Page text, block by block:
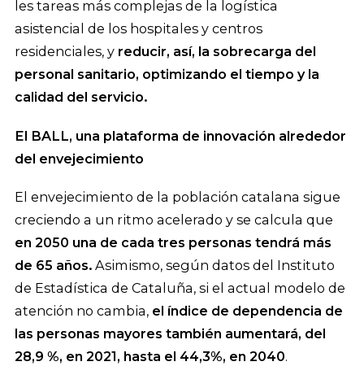
les tareas más complejas de la logística
asistencial de los hospitales y centros
residenciales, y reducir, así, la sobrecarga del
personal sanitario, optimizando el tiempo y la
calidad del servicio.
El BALL, una plataforma de innovación alrededor
del envejecimiento
El envejecimiento de la población catalana sigue
creciendo a un ritmo acelerado y se calcula que
en 2050 una de cada tres personas tendrá más
de 65 años. Asimismo, según datos del Instituto
de Estadística de Cataluña, si el actual modelo de
atención no cambia, el índice de dependencia de
las personas mayores también aumentará, del
28,9 %, en 2021, hasta el 44,3%, en 2040.